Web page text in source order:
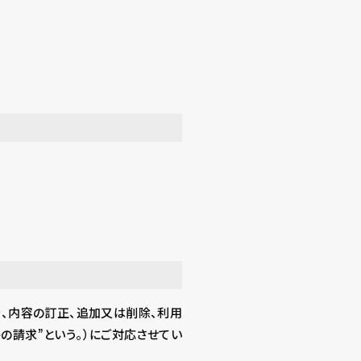
容の訂正、追加又は削除、利用
求”という。）にご対応させてい